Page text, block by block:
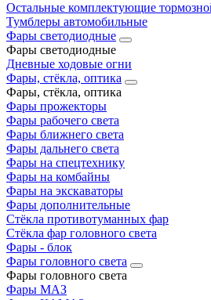
Остальные комплектующие
Тумблеры автомобильные
Фары светодиодные
Фары светодиодные
Дневные ходовые огни
Фары, стёкла, оптика
Фары, стёкла, оптика
Фары прожекторы
Фары рабочего света
Фары ближнего света
Фары дальнего света
Фары на спецтехнику
Фары на комбайны
Фары на экскаваторы
Фары дополнительные
Стёкла противотуманных фар
Стёкла фар головного света
Фары - блок
Фары головного света
Фары головного света
Фары МАЗ